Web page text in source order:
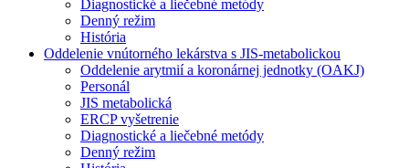
Diagnostické a liečebné metódy
Denný režim
História
Oddelenie vnútorného lekárstva s JIS-metabolickou
Oddelenie arytmií a koronárnej jednotky (OAKJ)
Personál
JIS metabolická
ERCP vyšetrenie
Diagnostické a liečebné metódy
Denný režim